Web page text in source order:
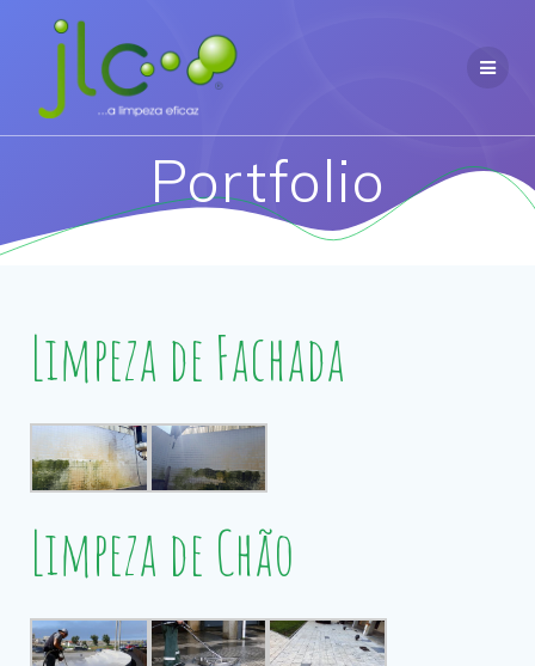
Portfolio
Limpeza de Fachada
Limpeza de Chão